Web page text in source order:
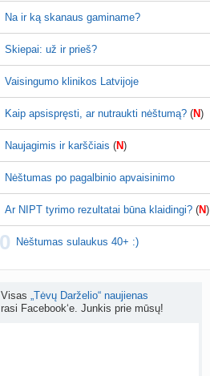
testuotojos! (bendra tema)
Karlitele prieš 4 d.
drabuziai (2)
ribos (11)
danguolyte prieš 4 d.
ar nutraukti nėštumą? (+22)
Liudeselis prieš 5 d.
Na ir ką skanaus gaminame?
Skiepai: už ir prieš?
Vaisingumo klinikos Latvijoje
Kaip apsispręsti, ar nutraukti nėštumą? (N)
Naujagimis ir karščiais (N)
Nėštumas po pagalbinio apvaisinimo
Ar NIPT tyrimo rezultatai būna klaidingi? (N)
Nėštumas sulaukus 40+ :)
Visas „Tėvų Darželio“ naujienas
rasi Facebook‘e. Junkis prie mūsų!